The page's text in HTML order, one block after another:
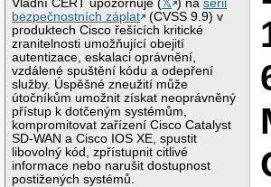
Vládní CERT upozorňuje (𝕏 ) nasérii
bezpečnostních záplat
(CVSS 9.9) v
produktech Cisco řešících kritické
zranitelnosti umožňující obejití
autentizace, eskalaci oprávnění,
vzdálené spuštění kódu a odepření
služby. Úspěšné zneužití může
útočníkům umožnit získat neoprávněný
přístup k dotčeným systémům,
kompromitovat zařízení Cisco Catalyst
SD-WAN a Cisco IOS XE, spustit
libovolný kód, zpřístupnit citlivé
informace nebo narušit dostupnost
postižených systémů.